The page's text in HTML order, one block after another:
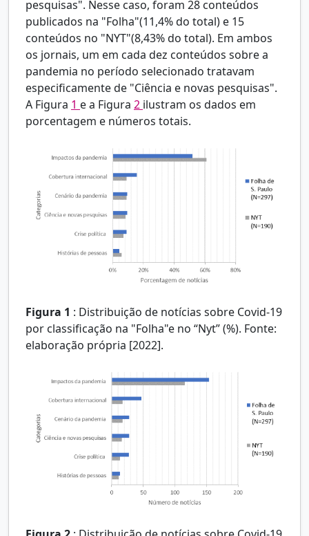
pesquisas". Nesse caso, foram 28 conteúdos
publicados na "Folha"(11,4% do total) e 15
conteúdos no "NYT"(8,43% do total). Em ambos
os jornais, um em cada dez conteúdos sobre a
pandemia no período selecionado tratavam
especificamente de "Ciência e novas pesquisas".
A Figura 1 e a Figura 2 ilustram os dados em
porcentagem e números totais.
Figura 1 : Distribuição de notícias sobre Covid-19
por classificação na "Folha"e no “Nyt” (%). Fonte:
elaboração própria [2022].